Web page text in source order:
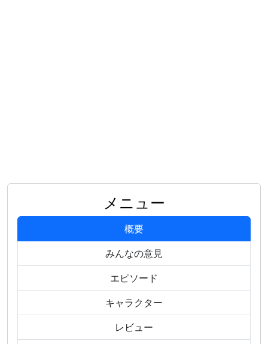
メニュー
概要
みんなの意見
エピソード
キャラクター
レビュー